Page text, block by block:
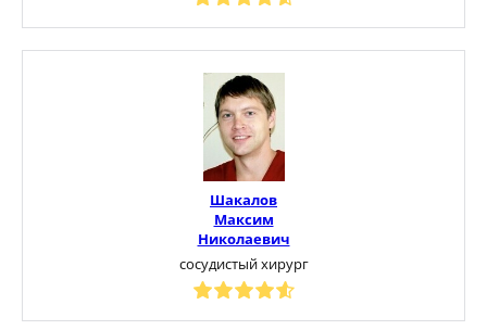
Шакалов
Максим
Николаевич
сосудистый хирург